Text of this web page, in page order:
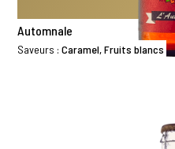
Automnale
Saveurs :Caramel, Fruits blancs